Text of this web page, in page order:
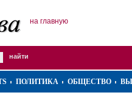
на главную
ПОЛИТИКА ОБЩЕСТВО